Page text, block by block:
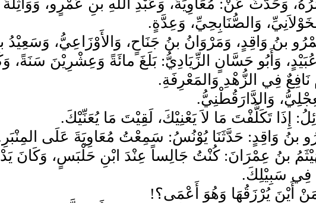
وَحَدَّثَ عَنْ: مُعَاوِيَةَ، وَعَبْدِ اللهِ بنِ عَمْرٍو، وَوَاثِلَةَ
وَالصُّنَابِحِيِّ، وَعِدَّةٍ.
بنُ وَاقِدٍ، وَمَرْوَانُ بنُ جَنَاحٍ، وَالأَوْزَاعِيُّ، وَسَعِيْدُ
وَأَبُو حَسَّانٍ الزِّيَادِيُّ: بَلَغَ مائَةً وَعِشْرِيْنَ سَنَةً،
نَافِعٌ فِي الزُّهْدِ وَالمَعْرِفَةِ.
وَالدَّارَقُطْنِيُّ.
إِذَا تَكَلَّفْتَ مَا لاَ يَعْنِيْكَ، لَقِيْتَ مَا يُعَنِّيْكَ.
بنُ وَاقِدٍ: حَدَّثَنَا يُوْنُسُ: سَمِعْتُ مُعَاوِيَةَ عَلَى
بنُ عِمْرَانَ: كُنْتُ جَالِساً عِنْدَ ابْنِ حَلْبَسٍ، وَكَانَ
فِي سَبِيْلِكَ.
أَيْنَ يُرْزَقُهَا وَهُوَ أَعْمَى؟!